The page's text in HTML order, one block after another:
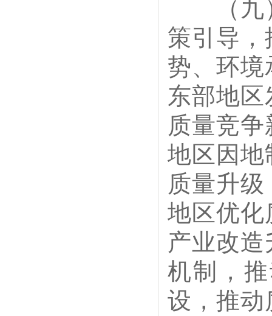
（九）
策引导
势、环
东部地
质量竞
地区因地
质量升
地区优化
产业改
机制，
设，推动